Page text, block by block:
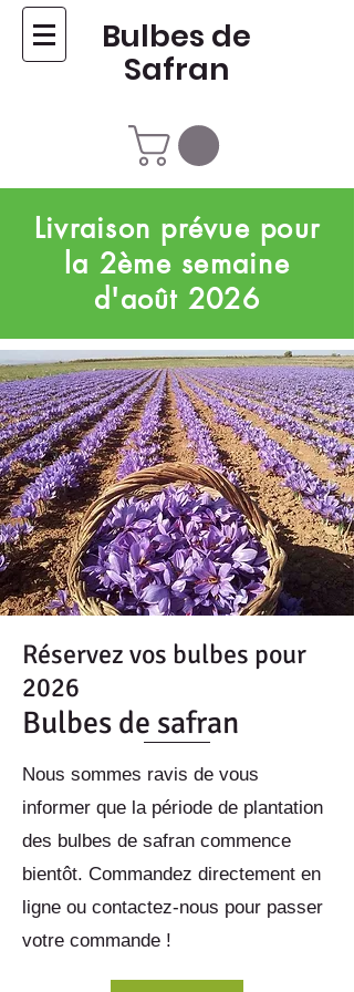
Bulbes de
Safran
Livraison prévue pour
la 2ème semaine
d'août 2026
Réservez vos bulbes pour
2026
Bulbes de safran
Nous sommes ravis de vous
informer que la période de plantation
des bulbes de safran commence
bientôt. Commandez directement en
ligne ou contactez-nous pour passer
votre commande !